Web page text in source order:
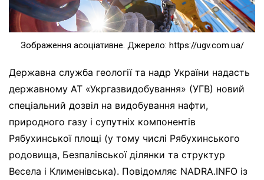
Зображення асоціативне. Джерело: https://ugv.com.ua/
Державна служба геології та надр України надасть
державному АТ «Укргазвидобування» (УГВ) новий
спеціальний дозвіл на видобування нафти,
природного газу і супутніх компонентів
Рябухинської площі (у тому числі Рябухинського
родовища, Безпалівської ділянки та структур
Весела і Клименівська). Повідомляє NADRA.INFO із